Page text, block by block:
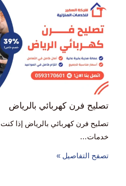
تصليح فرن كهربائي بالرياض
تصليح فرن كهربائي بالرياض إذا
خدمات…
تصفح التفاصيل »